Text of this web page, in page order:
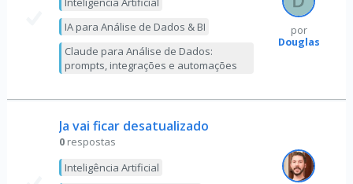
IA para Análise de Dados & BI
Claude para Análise de Dados:
prompts, integrações e automações
por
Douglas
Ja vai ficar desatualizado
0 respostas
Inteligência Artificial